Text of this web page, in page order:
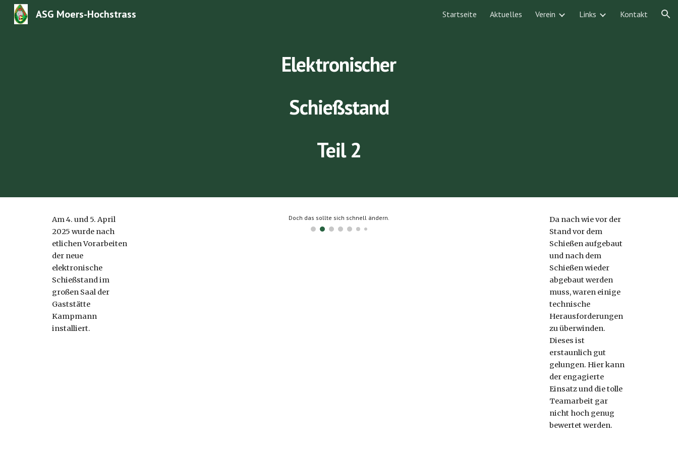
Skip to navigation
ASG Moers-Hochstrass Startseite Aktuelles Verein Links Kontakt
Elektronischer
Schießstand
Teil 2
Am 4. und 5. April
2025 wurde nach
etlichen Vorarbeiten
der neue
elektronische
Schießstand im
großen Saal der
Gaststätte
Kampmann
installiert.
Doch das sollte sich schnell ändern.
Da nach wie vor der
Stand vor dem
Schießen aufgebaut
und nach dem
Schießen wieder
abgebaut werden
muss, waren einige
technische
Herausforderungen
zu überwinden.
Dieses ist
erstaunlich gut
gelungen. Hier kann
der engagierte
Einsatz und die tolle
Teamarbeit gar
nicht hoch genug
bewertet werden.